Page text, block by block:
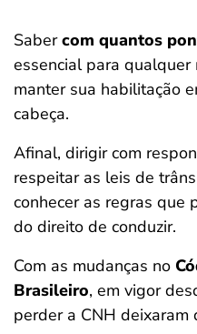
Sabercom quantos
essencial para
manter sua habilitação
cabeça.
Afinal, dirigir com
respeitar as leis de
conhecer as regras que
do direito de conduzir.
Com as mudanças no
Brasileiro, em vigor
perder a CNH deixaram